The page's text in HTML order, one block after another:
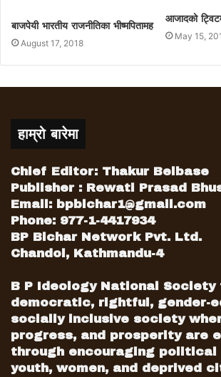
बाजपेयी भारतीय राजनीतिका भीष्मपितामह
August 17, 2018
आजादको
May 15,
हाम्रो बारेमा
Chief Editor: Thakur Belbase
Publisher : Rewati Prasad
Email: bpbichar1@gmail.com
Phone: 977-1-4417934
BP Bichar Network Pvt. Ltd.
Chandol, Kathmandu-4
B P Ideology National Society
democratic, rightful, gender-
socially inclusive society
progress, and prosperity are
through encouraging
youth, women, and deprived